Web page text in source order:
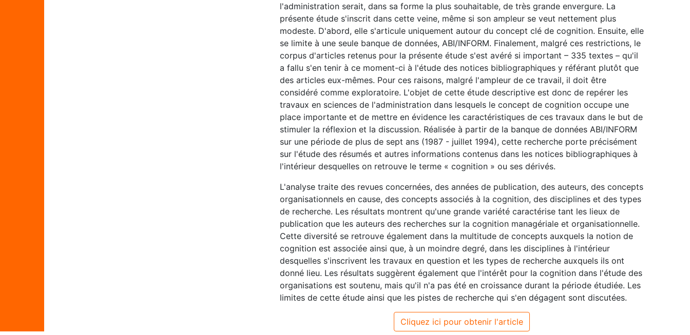
l'administration serait, dans sa forme la plus souhaitable, de très grande envergure. La
présente étude s'inscrit dans cette veine, même si son ampleur se veut nettement plus
modeste. D'abord, elle s'articule uniquement autour du concept clé de cognition. Ensuite, elle
se limite à une seule banque de données, ABI/INFORM. Finalement, malgré ces restrictions, le
corpus d'articles retenus pour la présente étude s'est avéré si important – 335 textes – qu'il
a fallu s'en tenir à ce moment-ci à l'étude des notices bibliographiques y référant plutôt que
des articles eux-mêmes. Pour ces raisons, malgré l'ampleur de ce travail, il doit être
considéré comme exploratoire. L'objet de cette étude descriptive est donc de repérer les
travaux en sciences de l'administration dans lesquels le concept de cognition occupe une
place importante et de mettre en évidence les caractéristiques de ces travaux dans le but de
stimuler la réflexion et la discussion. Réalisée à partir de la banque de données ABI/INFORM
sur une période de plus de sept ans (1987 - juillet 1994), cette recherche porte précisément
sur l'étude des résumés et autres informations contenus dans les notices bibliographiques à
l'intérieur desquelles on retrouve le terme « cognition » ou ses dérivés.
L'analyse traite des revues concernées, des années de publication, des auteurs, des concepts
organisationnels en cause, des concepts associés à la cognition, des disciplines et des types
de recherche. Les résultats montrent qu'une grande variété caractérise tant les lieux de
publication que les auteurs des recherches sur la cognition managériale et organisationnelle.
Cette diversité se retrouve également dans la multitude de concepts auxquels la notion de
cognition est associée ainsi que, à un moindre degré, dans les disciplines à l'intérieur
desquelles s'inscrivent les travaux en question et les types de recherche auxquels ils ont
donné lieu. Les résultats suggèrent également que l'intérêt pour la cognition dans l'étude des
organisations est soutenu, mais qu'il n'a pas été en croissance durant la période étudiée. Les
limites de cette étude ainsi que les pistes de recherche qui s'en dégagent sont discutées.
Cliquez ici pour obtenir l'article